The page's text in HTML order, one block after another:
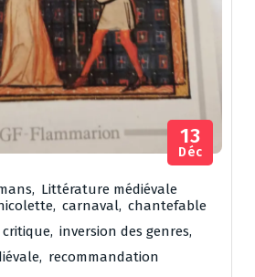
, Littérature médiévale
, carnaval, chantefable
critique, inversion des genres,
, recommandation
13
Déc